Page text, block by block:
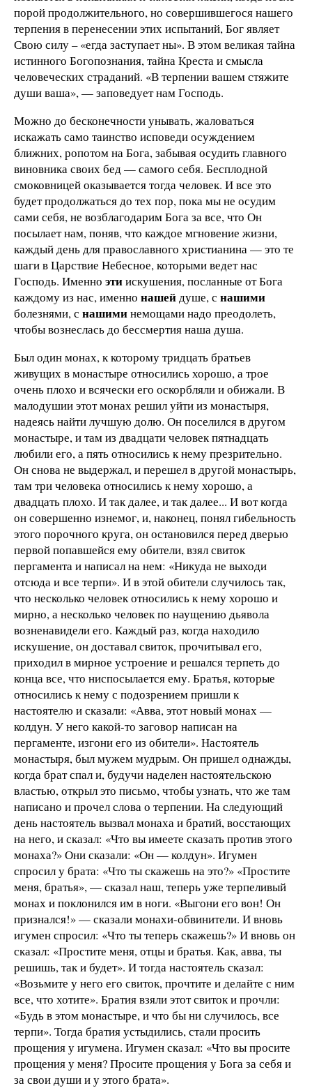
порой продолжительного, но совершившегося нашего
терпения в перенесении этих испытаний, Бог являет
Свою силу – «егда заступает ны». В этом великая тайна
истинного Богопознания, тайна Креста и смысла
человеческих страданий. «В терпении вашем стяжите
души ваша», — заповедует нам Господь.
Можно до бесконечности унывать, жаловаться
искажать само таинство исповеди осуждением
ближних, ропотом на Бога, забывая осудить главного
виновника своих бед — самого себя. Бесплодной
смоковницей оказывается тогда человек. И все это
будет продолжаться до тех пор, пока мы не осудим
сами себя, не возблагодарим Бога за все, что Он
посылает нам, поняв, что каждое мгновение жизни,
каждый день для православного христианина — это те
шаги в Царствие Небесное, которыми ведет нас
Господь. Именно этиискушения, посланные от Бога
каждому из нас, именно нашейдуше, с нашими
болезнями, с нашиминемощами надо преодолеть,
чтобы вознеслась до бессмертия наша душа.
Был один монах, к которому тридцать братьев
живущих в монастыре относились хорошо, а трое
очень плохо и всячески его оскорбляли и обижали. В
малодушии этот монах решил уйти из монастыря,
надеясь найти лучшую долю. Он поселился в другом
монастыре, и там из двадцати человек пятнадцать
любили его, а пять относились к нему презрительно.
Он снова не выдержал, и перешел в другой монастырь,
там три человека относились к нему хорошо, а
двадцать плохо. И так далее, и так далее... И вот когда
он совершенно изнемог, и, наконец, понял гибельность
этого порочного круга, он остановился перед дверью
первой попавшейся ему обители, взял свиток
пергамента и написал на нем: «Никуда не выходи
отсюда и все терпи». И в этой обители случилось так,
что несколько человек относились к нему хорошо и
мирно, а несколько человек по наущению дьявола
возненавидели его. Каждый раз, когда находило
искушение, он доставал свиток, прочитывал его,
приходил в мирное устроение и решался терпеть до
конца все, что ниспосылается ему. Братья, которые
относились к нему с подозрением пришли к
настоятелю и сказали: «Авва, этот новый монах —
колдун. У него какой-то заговор написан на
пергаменте, изгони его из обители». Настоятель
монастыря, был мужем мудрым. Он пришел однажды,
когда брат спал и, будучи наделен настоятельскою
властью, открыл это письмо, чтобы узнать, что же там
написано и прочел слова о терпении. На следующий
день настоятель вызвал монаха и братий, восстающих
на него, и сказал: «Что вы имеете сказать против этого
монаха?» Они сказали: «Он — колдун». Игумен
спросил у брата: «Что ты скажешь на это?» «Простите
меня, братья», — сказал наш, теперь уже терпеливый
монах и поклонился им в ноги. «Выгони его вон! Он
признался!» — сказали монахи-обвинители. И вновь
игумен спросил: «Что ты теперь скажешь?» И вновь он
сказал: «Простите меня, отцы и братья. Как, авва, ты
решишь, так и будет». И тогда настоятель сказал:
«Возьмите у него его свиток, прочтите и делайте с ним
все, что хотите». Братия взяли этот свиток и прочли:
«Будь в этом монастыре, и что бы ни случилось, все
терпи». Тогда братия устыдились, стали просить
прощения у игумена. Игумен сказал: «Что вы просите
прощения у меня? Просите прощения у Бога за себя и
за свои души и у этого брата».